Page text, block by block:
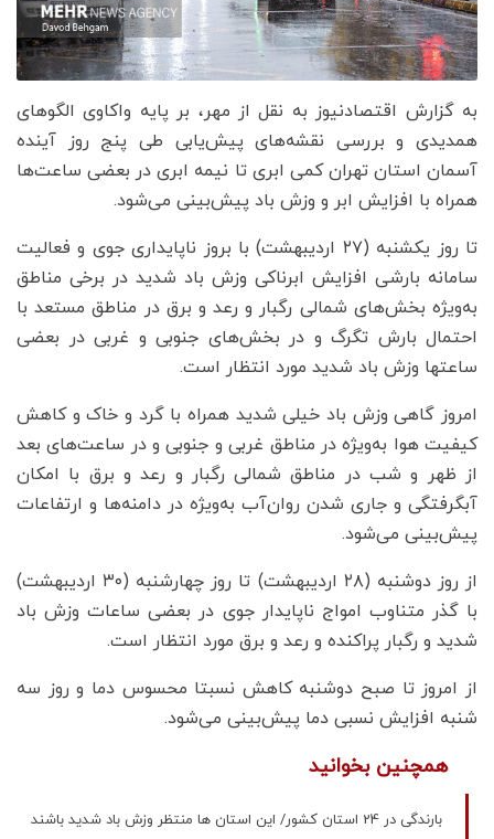
به گزارش اقتصادنیوز به نقل از مهر، بر پایه واکاوی الگوهای
همدیدی و بررسی نقشه‌های پیش‌یابی طی پنج روز آینده
آسمان استان تهران کمی ابری تا نیمه ابری در بعضی ساعت‌ها
همراه با افزایش ابر و وزش باد پیش‌بینی می‌شود.
تا روز یکشنبه (۲۷ اردیبهشت) با بروز ناپایداری جوی و فعالیت
سامانه بارشی افزایش ابرناکی وزش باد شدید در برخی مناطق
به‌ویژه بخش‌های شمالی رگبار و رعد و برق در مناطق مستعد با
احتمال بارش تگرگ و در بخش‌های جنوبی و غربی در بعضی
ساعتها وزش باد شدید مورد انتظار است.
امروز گاهی وزش باد خیلی شدید همراه با گرد و خاک و کاهش
کیفیت هوا به‌ویژه در مناطق غربی و جنوبی و در ساعت‌های بعد
از ظهر و شب در مناطق شمالی رگبار و رعد و برق با امکان
آبگرفتگی و جاری شدن روان‌آب به‌ویژه در دامنه‌ها و ارتفاعات
پیش‌بینی می‌شود.
از روز دوشنبه (۲۸ اردیبهشت) تا روز چهارشنبه (۳۰ اردیبهشت)
با گذر متناوب امواج ناپایدار جوی در بعضی ساعات وزش باد
شدید و رگبار پراکنده و رعد و برق مورد انتظار است.
از امروز تا صبح دوشنبه کاهش نسبتا محسوس دما و روز سه
شنبه افزایش نسبی دما پیش‌بینی می‌شود.
همچنین بخوانید
بارندگی در 24 استان کشور/ این استان ها منتظر وزش باد شدید باشند